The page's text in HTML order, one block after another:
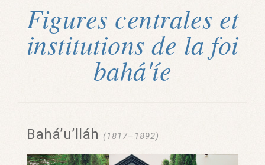
Figures centrales et
institutions de la foi
bahá'íe
Bahá’u’lláh (1817–1892)